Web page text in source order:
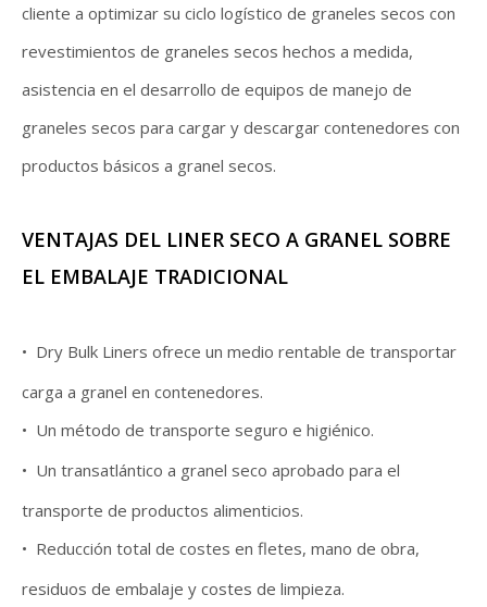
cliente a optimizar su ciclo logístico de graneles secos con
revestimientos de graneles secos hechos a medida,
asistencia en el desarrollo de equipos de manejo de
graneles secos para cargar y descargar contenedores con
productos básicos a granel secos.
VENTAJAS DEL LINER SECO A GRANEL SOBRE
EL EMBALAJE TRADICIONAL
• Dry Bulk Liners ofrece un medio rentable de transportar
carga a granel en contenedores.
• Un método de transporte seguro e higiénico.
• Un transatlántico a granel seco aprobado para el
transporte de productos alimenticios.
• Reducción total de costes en fletes, mano de obra,
residuos de embalaje y costes de limpieza.